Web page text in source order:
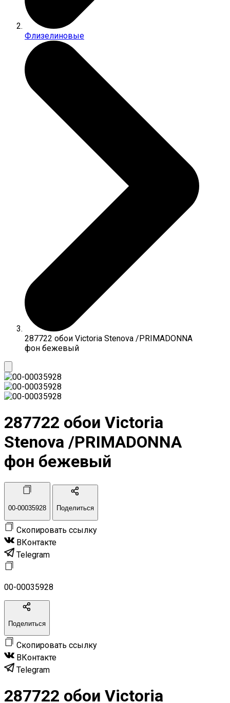
Флизелиновые
287722 обои Victoria Stenova /PRIMADONNA
фон бежевый
287722 обои Victoria
Stenova /PRIMADONNA
фон бежевый
00-00035928 Поделиться
Скопировать ссылку
ВКонтакте
Telegram
00-00035928
Поделиться
Скопировать ссылку
ВКонтакте
Telegram
287722 обои Victoria